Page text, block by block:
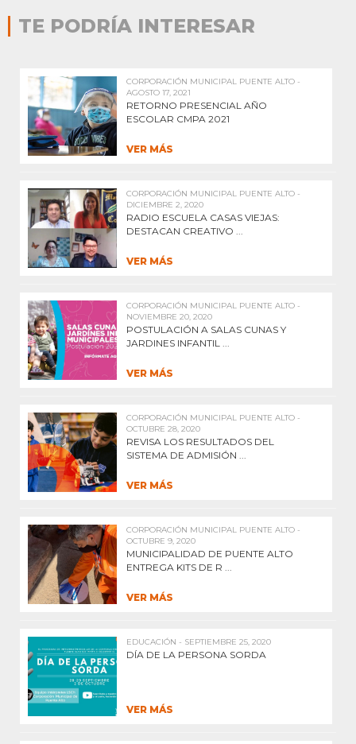
TE PODRÍA INTERESAR
CORPORACIÓN MUNICIPAL PUENTE ALTO -
AGOSTO 17, 2021
RETORNO PRESENCIAL AÑO
ESCOLAR CMPA 2021
VER MÁS
CORPORACIÓN MUNICIPAL PUENTE ALTO -
DICIEMBRE 2, 2020
RADIO ESCUELA CASAS VIEJAS:
DESTACAN CREATIVO ...
VER MÁS
CORPORACIÓN MUNICIPAL PUENTE ALTO -
NOVIEMBRE 20, 2020
POSTULACIÓN A SALAS CUNAS Y
JARDINES INFANTIL ...
VER MÁS
CORPORACIÓN MUNICIPAL PUENTE ALTO -
OCTUBRE 28, 2020
REVISA LOS RESULTADOS DEL
SISTEMA DE ADMISIÓN ...
VER MÁS
CORPORACIÓN MUNICIPAL PUENTE ALTO -
OCTUBRE 9, 2020
MUNICIPALIDAD DE PUENTE ALTO
ENTREGA KITS DE R ...
VER MÁS
EDUCACIÓN - SEPTIEMBRE 25, 2020
DÍA DE LA PERSONA SORDA
VER MÁS